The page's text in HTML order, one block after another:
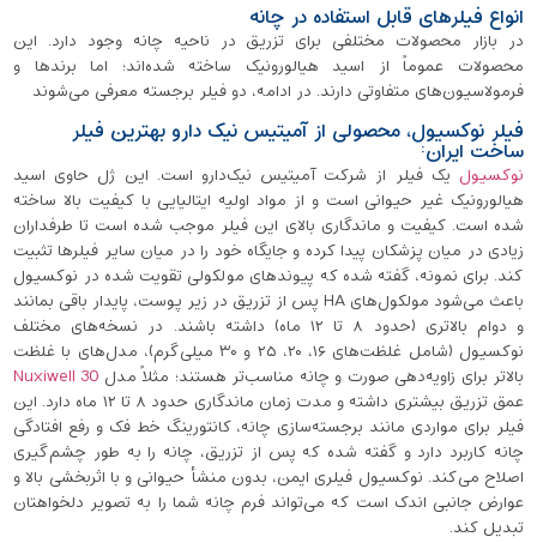
انواع فیلرهای قابل استفاده در چانه
در بازار محصولات مختلفی برای تزریق در ناحیه چانه وجود دارد. این
محصولات عموماً از اسید هیالورونیک ساخته شده‌اند؛ اما برندها و
فرمولاسیون‌های متفاوتی دارند. در ادامه، دو فیلر برجسته معرفی می‌شوند
فیلر نوکسیول، محصولی از آمیتیس نیک دارو بهترین فیلر
ساخت ایران:
نوکسیول یک فیلر از شرکت آمیتیس نیک‌دارو است. این ژل حاوی اسید
هیالورونیک غیر حیوانی است و از مواد اولیه ایتالیایی با کیفیت بالا ساخته
شده است. کیفیت و ماندگاری بالای این فیلر موجب شده است تا طرفداران
زیادی در میان پزشکان پیدا کرده و جایگاه خود را در میان سایر فیلرها تثبیت
کند. برای نمونه، گفته شده که پیوندهای مولکولی تقویت‌ شده در نوکسیول
باعث می‌شود مولکول‌های HA پس از تزریق در زیر پوست، پایدار باقی بمانند
و دوام بالاتری (حدود ۸ تا ۱۲ ماه) داشته باشند. در نسخه‌های مختلف
نوکسیول (شامل غلظت‌های ۱۶، ۲۰، ۲۵ و ۳۰ میلی‌گرم)، مدل‌های با غلظت
بالاتر برای زاویه‌دهی صورت و چانه مناسب‌تر هستند؛ مثلاً مدل Nuxiwell 30
عمق تزریق بیشتری داشته و مدت ‌زمان ماندگاری حدود ۸ تا ۱۲ ماه دارد. این
فیلر برای مواردی مانند برجسته‌سازی چانه، کانتورینگ خط فک و رفع افتادگی
چانه کاربرد دارد و گفته شده که پس از تزریق، چانه را به‌ طور چشم‌گیری
اصلاح می‌کند. نوکسیول فیلری ایمن، بدون منشأ حیوانی و با اثربخشی بالا و
عوارض جانبی اندک است که می‌تواند فرم چانه شما را به تصویر دلخواهتان
تبدیل کند.